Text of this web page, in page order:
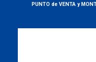
PUNTO de VENTA y